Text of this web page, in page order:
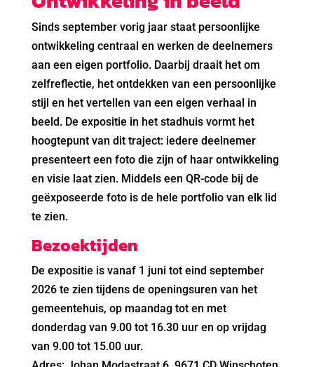
Sinds september vorig jaar staat persoonlijke
ontwikkeling centraal en werken de deelnemers
aan een eigen portfolio. Daarbij draait het om
zelfreflectie, het ontdekken van een persoonlijke
stijl en het vertellen van een eigen verhaal in
beeld. De expositie in het stadhuis vormt het
hoogtepunt van dit traject: iedere deelnemer
presenteert een foto die zijn of haar ontwikkeling
en visie laat zien. Middels een QR-code bij de
geëxposeerde foto is de hele portfolio van elk lid
te zien.
Bezoektijden
De expositie is vanaf 1 juni tot eind september
2026 te zien tijdens de openingsuren van het
gemeentehuis, op maandag tot en met
donderdag van 9.00 tot 16.30 uur en op vrijdag
van 9.00 tot 15.00 uur.